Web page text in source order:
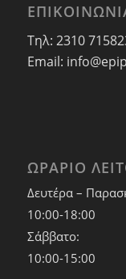
Τηλ: 2310
Email:
ΩΡΑΡΙΟ
Δευτέρα –
10:00-18:00
Σάββατο:
10:00-15:00